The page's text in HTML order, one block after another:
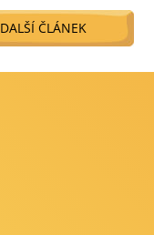
DALŠÍ ČLÁNEK